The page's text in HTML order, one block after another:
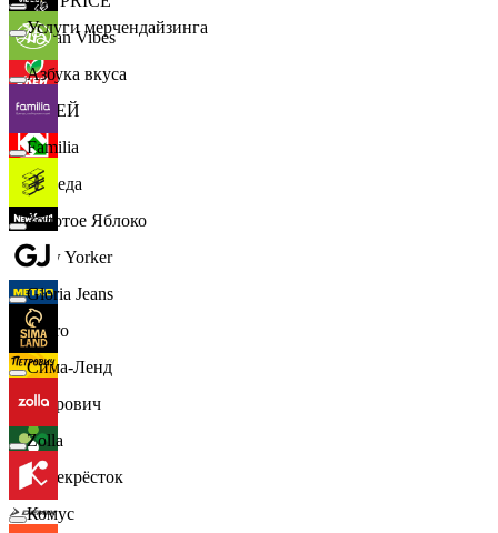
Urban Vibes
О'КЕЙ
Победа
New Yorker
Metro
Петрович
Перекрёсток
Азбука вкуса
Familia
Золотое Яблоко
Gloria Jeans
Сима-Ленд
Zolla
Комус
Услуги мерчендайзинга